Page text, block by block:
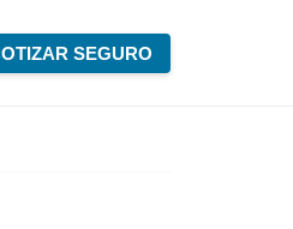
SEGURO